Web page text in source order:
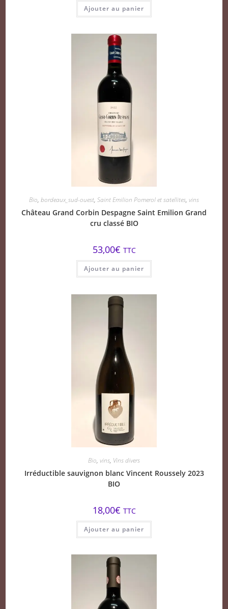
Ajouter au panier
Bio, bordeaux_sud-ouest, Saint Emilion Pomerol et satellites, vins
Château Grand Corbin Despagne Saint Emilion Grand
cru classé BIO
53,00€ TTC
Ajouter au panier
Bio, vins, Vins divers
Irréductible sauvignon blanc Vincent Roussely 2023
BIO
18,00€ TTC
Ajouter au panier